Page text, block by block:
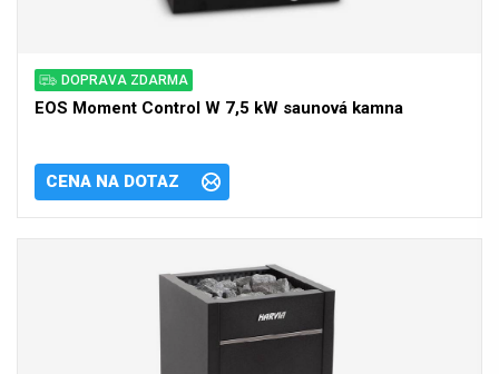
DOPRAVA ZDARMA
EOS Moment Control W 7,5 kW saunová kamna
CENA NA DOTAZ